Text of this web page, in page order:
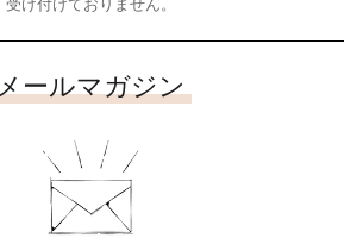
受け付けておりません。
メールマガジン